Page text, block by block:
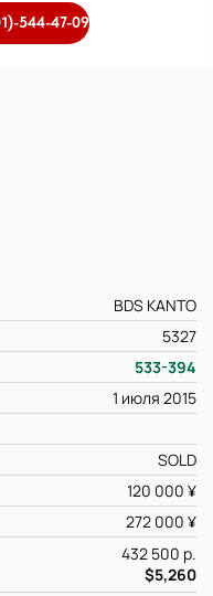
544-47-09
BDS KANTO
5327
533-394
1 июля 2015
SOLD
120 000 ¥
272 000 ¥
432 500 р.
$5,260